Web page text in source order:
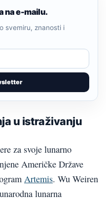
na e-mailu.
svemiru, znanosti i
u istraživanju
za svoje lunarno
Američke Države
Artemis. Wu Weiren
lunarna